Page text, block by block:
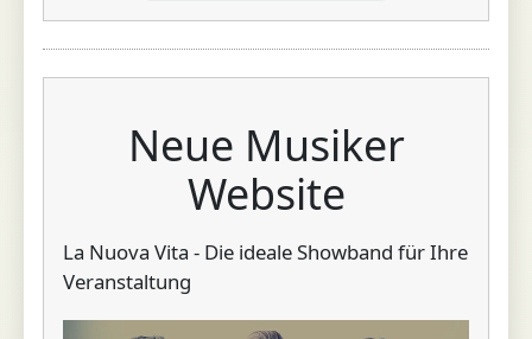
Neue Musiker
Website
La Nuova Vita - Die ideale Showband für Ihre
Veranstaltung